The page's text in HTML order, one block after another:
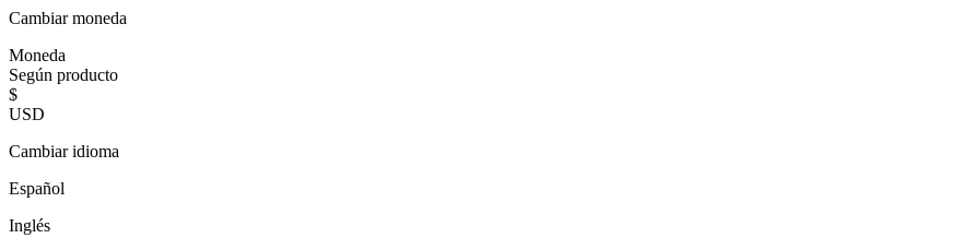
Cambiar moneda
Moneda
Según producto
$
USD
Cambiar idioma
Español
Inglés